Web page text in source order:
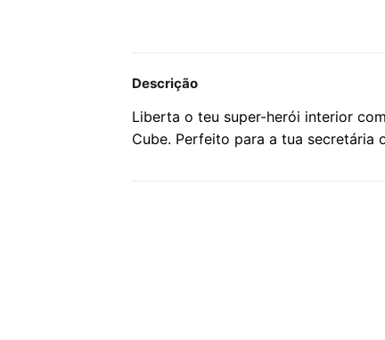
Descrição
Liberta o teu super-herói interior
Cube. Perfeito para a tua secretária